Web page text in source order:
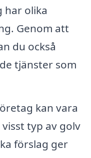
har olika
Genom att
du också
tjänster som
kan vara
typ av golv
förslag ger